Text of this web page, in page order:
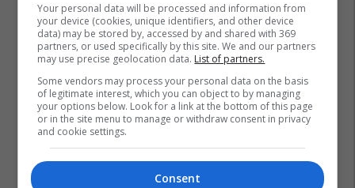
Krm Uniteti Komuna E Mitrovicës
Mitrovicë
Mitrovica
Your personal data will be processed and information from
your device (cookies, unique identifiers, and other device
data) may be stored by, accessed by and shared with 369
partners, or used specifically by this site. We and our partners
may use precise geolocation data. List of partners.
Some vendors may process your personal data on the basis
of legitimate interest, which you can object to by managing
your options below. Look for a link at the bottom of this page
or in the site menu to manage or withdraw consent in privacy
and cookie settings.
Consent